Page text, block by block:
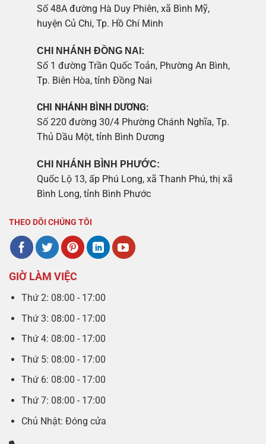
Số 48A đường Hà Duy Phiên, xã Bình Mỹ,
huyện Củ Chi, Tp. Hồ Chí Minh
CHI NHÁNH ĐỒNG NAI:
Số 1 đường Trần Quốc Toản, Phường An Bình,
Tp. Biên Hòa, tỉnh Đồng Nai
CHI NHÁNH BÌNH DƯƠNG:
Số 220 đường 30/4 Phường Chánh Nghĩa, Tp.
Thủ Dầu Một, tỉnh Bình Dương
CHI NHÁNH BÌNH PHƯỚC:
Quốc Lộ 13, ấp Phú Long, xã Thanh Phú, thị xã
Bình Long, tỉnh Bình Phước
THEO DÕI CHÚNG TÔI
GIỜ LÀM VIỆC
Thứ 2: 08:00 - 17:00
Thứ 3: 08:00 - 17:00
Thứ 4: 08:00 - 17:00
Thứ 5: 08:00 - 17:00
Thứ 6: 08:00 - 17:00
Thứ 7: 08:00 - 17:00
Chủ Nhật: Đóng cửa